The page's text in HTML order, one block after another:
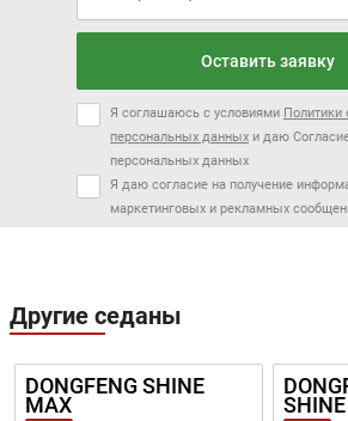
Оставить заявку
Я соглашаюсь с условиями Политики
персональных данных и даю
персональных данных
Я даю согласие на получение
маркетинговых и рекламных
Другие седаны
DONGFENG SHINE
MAX